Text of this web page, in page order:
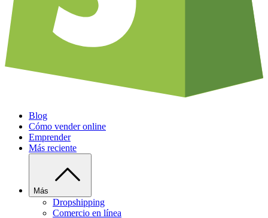
Blog
Cómo vender online
Emprender
Más reciente
Más
Dropshipping
Comercio en línea